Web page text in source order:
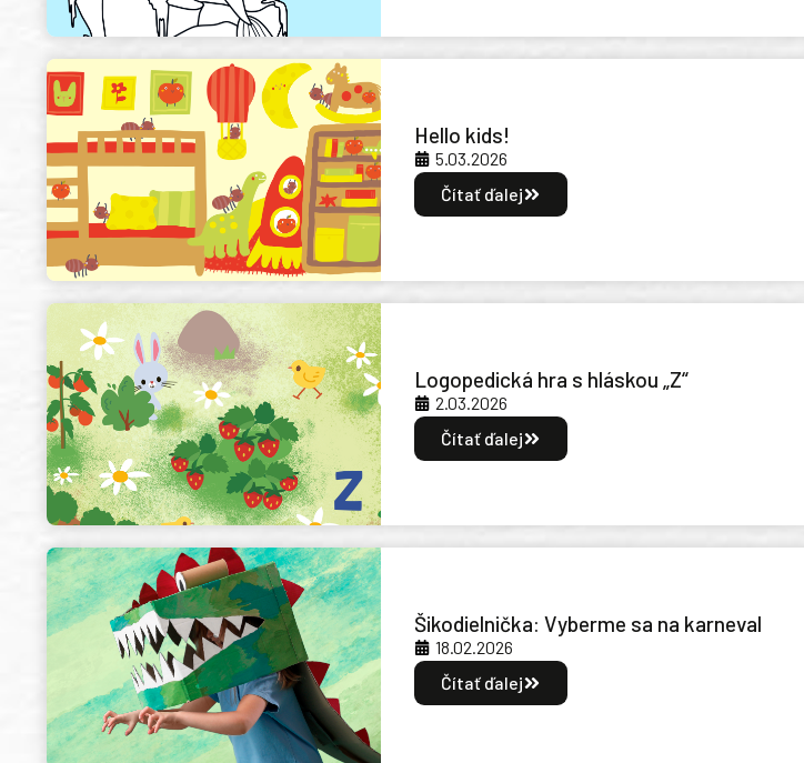
Hello kids!
5.03.2026
Čítať ďalej
Logopedická hra s hláskou „Z“
2.03.2026
Čítať ďalej
Šikodielnička: Vyberme sa na karneval
18.02.2026
Čítať ďalej